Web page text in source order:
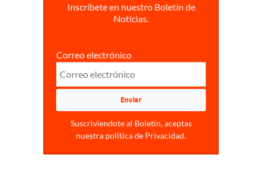
Inscríbete en nuestro Boletín de
Noticias.
Correo electrónico
Suscriviendote al Boletin, aceptas
nuestra politica de Privacidad.